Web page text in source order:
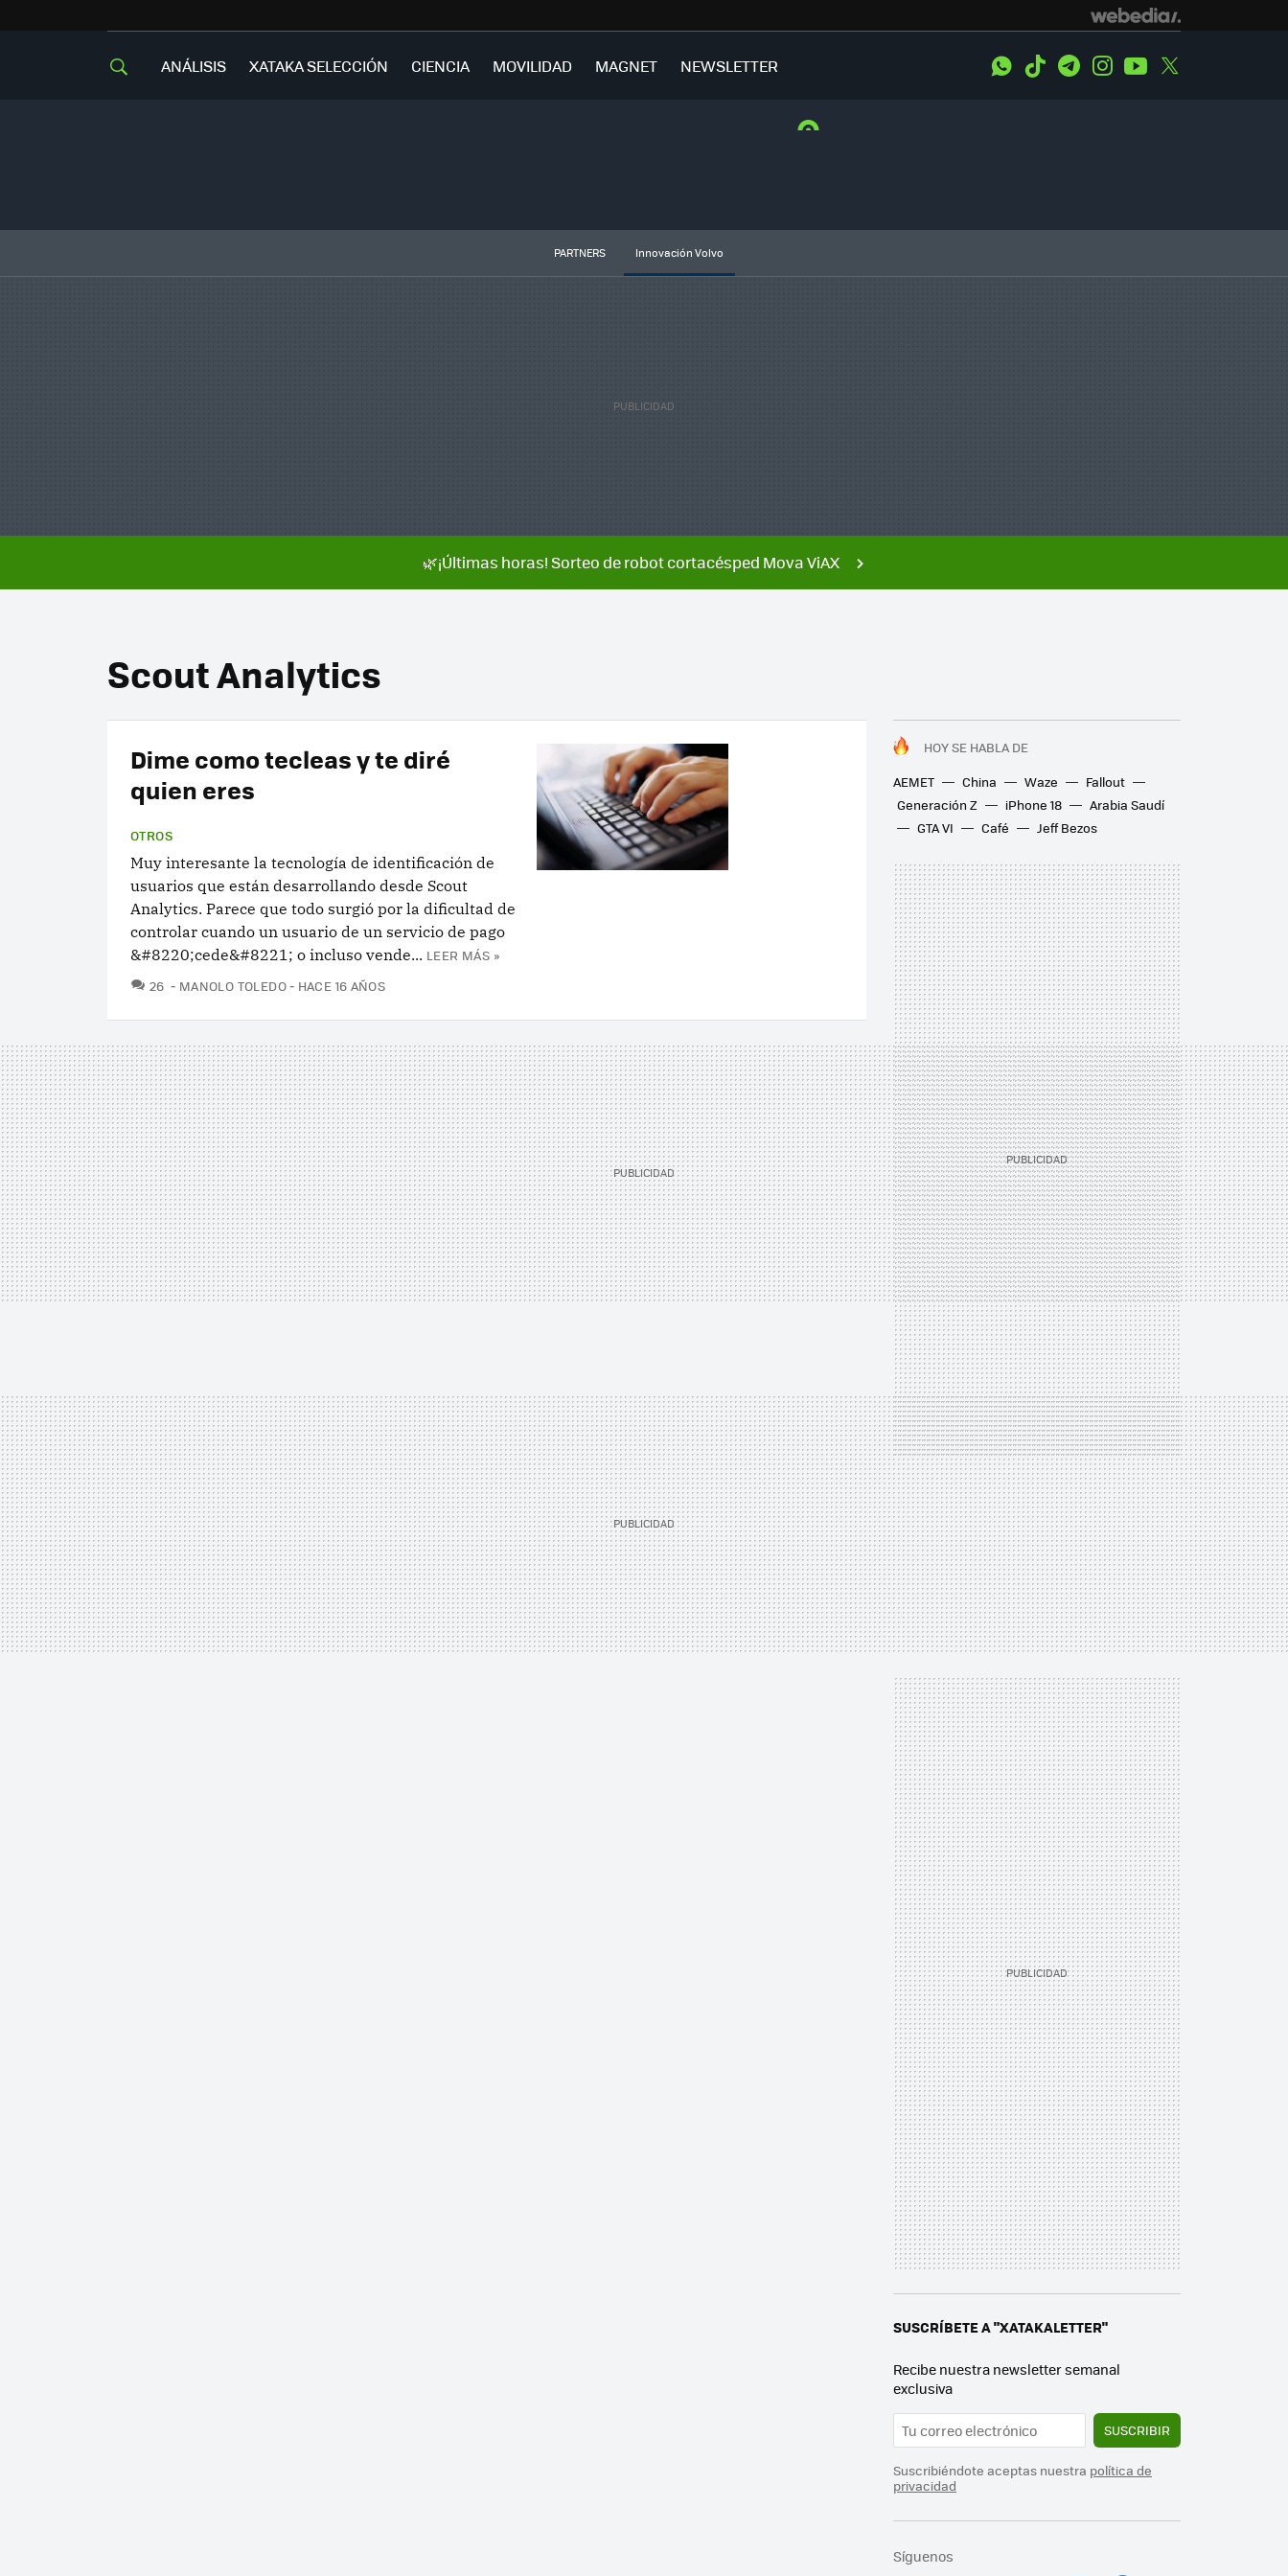
ANÁLISIS XATAKA SELECCIÓN CIENCIA MOVILIDAD MAGNET NEWSLETTER WhatsApp
Tiktok TelegramInstagramYoutube
PARTNERS Innovación Volvo
🌿¡Últimas horas! Sorteo de robot cortacésped Mova ViAX
Scout Analytics
HOY SE HABLA DE
AEMET
China Waze
Fallout
Generación Z
iPhone 18
Arabia Saudí
GTA VI
Café Jeff Bezos
Dime como tecleas y te diré
quien eres
OTROS
Muy interesante la tecnología de identificación de
usuarios que están desarrollando desde Scout
Analytics. Parece que todo surgió por la dificultad de
controlar cuando un usuario de un servicio de pago
&#8220;cede&#8221; o incluso vende... LEER MÁS »
26 COMENTARIOS
MANOLO TOLEDO HACE 16 AÑOS
SUSCRÍBETE A "XATAKALETTER"
Recibe nuestra newsletter semanal
exclusiva
SUSCRIBIR
Suscribiéndote aceptas nuestra política de
privacidad
Síguenos